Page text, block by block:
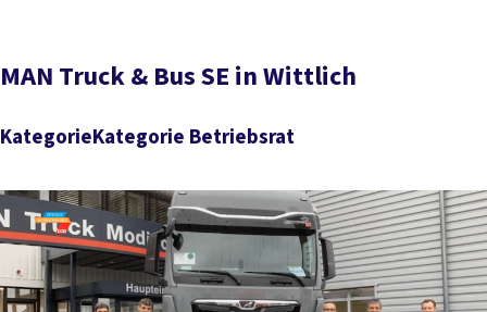
MAN Truck & Bus SE in Wittlich
KategorieKategorie Betriebsrat